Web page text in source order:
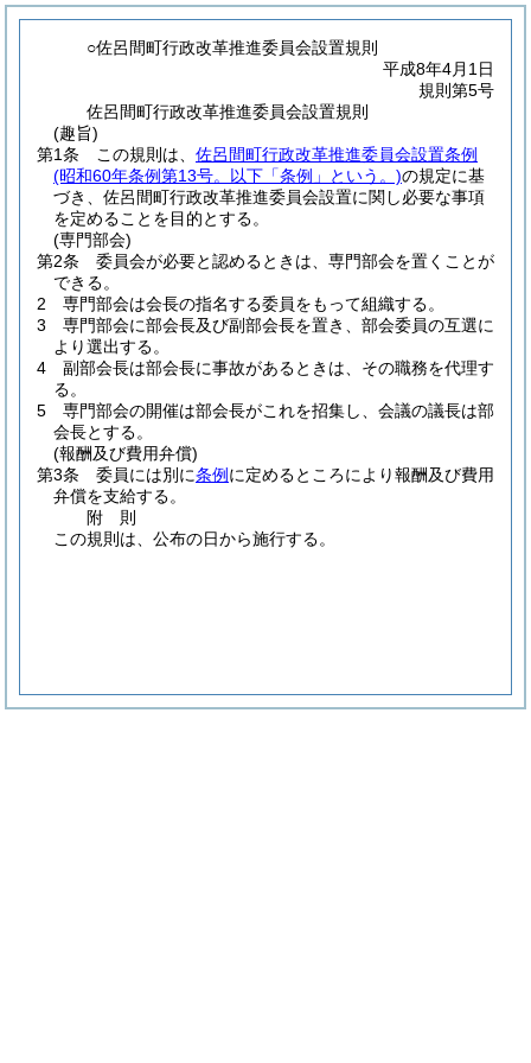
○佐呂間町行政改革推進委員会設置規則
平成8年4月1日
規則第5号
佐呂間町行政改革推進委員会設置規則
(趣旨)
第1条
この規則は、 佐呂間町行政改革推進委員会設置条例
(昭和60年条例第13号。以下「条例」という。)の規定に基
づき、佐呂間町行政改革推進委員会設置に関し必要な事項
を定めることを目的とする。
(専門部会)
第2条
委員会が必要と認めるときは、専門部会を置くことが
できる。
2
専門部会は会長の指名する委員をもって組織する。
3
専門部会に部会長及び副部会長を置き、部会委員の互選に
より選出する。
4
副部会長は部会長に事故があるときは、その職務を代理す
る。
5
専門部会の開催は部会長がこれを招集し、会議の議長は部
会長とする。
(報酬及び費用弁償)
第3条
委員には別に条例 に定めるところにより報酬及び費用
弁償を支給する。
附 則
この規則は、公布の日から施行する。